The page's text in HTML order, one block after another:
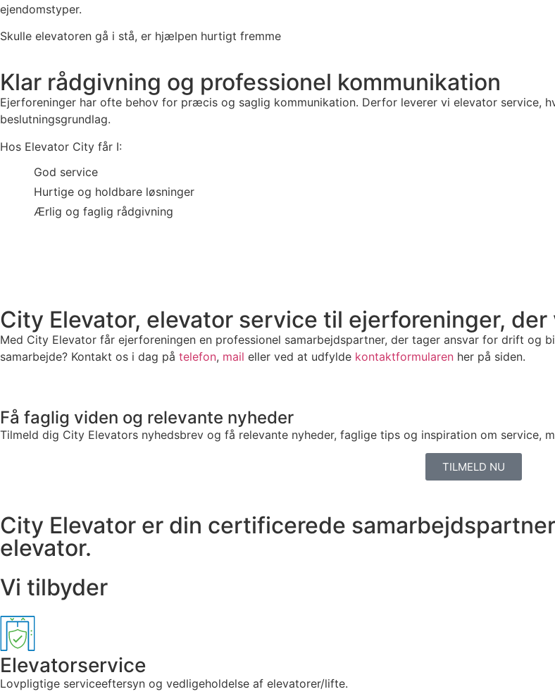
ejendomstyper.
Skulle elevatoren gå i stå, er hjælpen hurtigt fremme
Klar rådgivning og professionel kommunikation
Ejerforeninger har ofte behov for præcis og saglig kommunikation. Derfor leverer vi elevator service,
beslutningsgrundlag.
Hos Elevator City får I:
God service
Hurtige og holdbare løsninger
Ærlig og faglig rådgivning
City Elevator, elevator service til ejerforeninger,
Med City Elevator får ejerforeningen en professionel samarbejdspartner, der tager ansvar for drift og
samarbejde? Kontakt os i dag på telefon, mail eller ved at udfylde kontaktformularen her på siden.
Få faglig viden og relevante nyheder
Tilmeld dig City Elevators nyhedsbrev og få relevante nyheder, faglige tips og inspiration om service,
TILMELD NU
City Elevator er din certificerede
elevator.
Vi tilbyder
Elevatorservice
Lovpligtige serviceeftersyn og vedligeholdelse af elevatorer/lifte.